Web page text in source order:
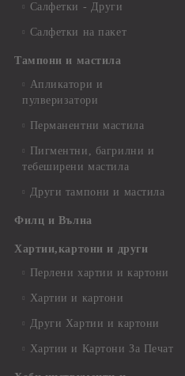
Салфетки - Други
Салфетки на пакет
Тампони и мастила
Апликатори и
пулверизатори
Перманентни мастила
Пигментни, багрилни и
тебеширени мастила
Други тампони и мастила
Филц и Вълна
Хартии,картони и други
Перлени хартии и картони
Хартии и картони
Други Хартии и картони
Хартии и Картони За Печат